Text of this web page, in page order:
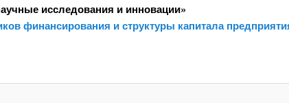
исследования и инновации»
финансирования и структуры капитала